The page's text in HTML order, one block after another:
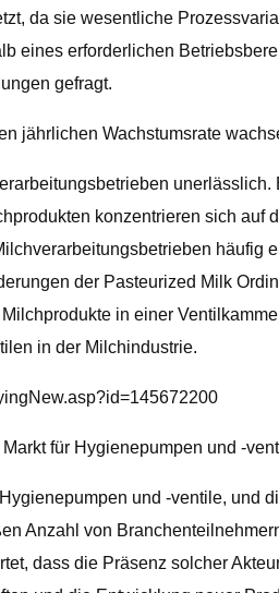
da sie wesentliche
eines erforderlichen
gefragt.
jährlichen Wachstumsrate
konzentrieren sich
häufig
der Pasteurized Milk
in einer
in der Milchindustrie.
für Hygienepumpen und -
und -ventile, und
Anzahl von
dass die Präsenz solcher